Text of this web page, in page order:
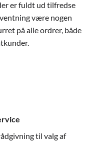
er fuldt ud tilfredse
være nogen
på alle ordrer, både
til valg af